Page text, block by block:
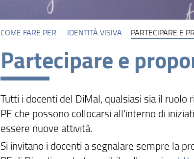
COME FARE PER IDENTITÀ VISIVA PARTECIPARE E
Partecipare e
Tutti i docenti del DiMaI, qualsiasi sia il
PE che possono collocarsi all'interno di
essere nuove attività.
Si invitano i docenti a segnalare sempre la